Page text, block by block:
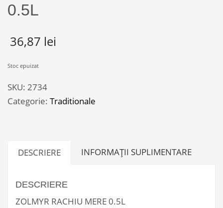
0.5L
36,87 lei
Stoc epuizat
SKU: 2734
Categorie: Traditionale
DESCRIERE INFORMAȚII SUPLIMENTARE
DESCRIERE
ZOLMYR RACHIU MERE 0.5L